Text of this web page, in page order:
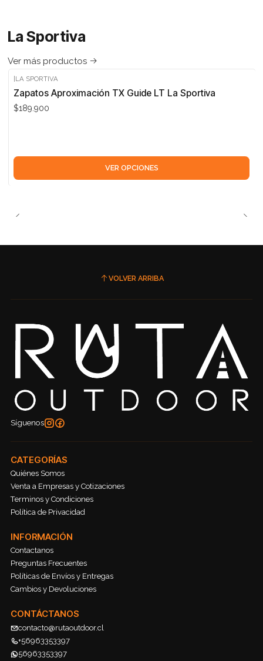
La Sportiva
Ver más productos
LA SPORTIVA
Zapatos Aproximación TX Guide LT La Sportiva
$189.900
VER OPCIONES
VOLVER ARRIBA
Síguenos
CATEGORÍAS
Quiénes Somos
Venta a Empresas y Cotizaciones
Terminos y Condiciones
Política de Privacidad
INFORMACIÓN
Contactanos
Preguntas Frecuentes
Políticas de Envíos y Entregas
Cambios y Devoluciones
CONTÁCTANOS
contacto@rutaoutdoor.cl
+56963353397
56963353397